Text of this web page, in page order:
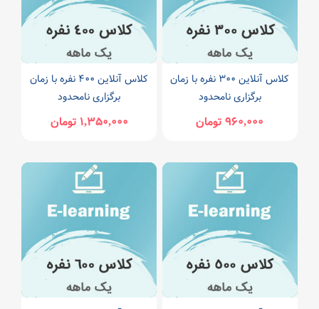
کلاس آنلاین 300 نفره با زمان
برگزاری نامحدود
960,000 تومان
کلاس آنلاین 400 نفره با زمان
برگزاری نامحدود
1,350,000 تومان